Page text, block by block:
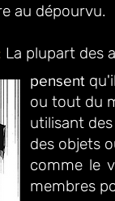
au dépourvu.
La plupart des
pensent
ou tout du
utilisant
des objets
comme le
membres